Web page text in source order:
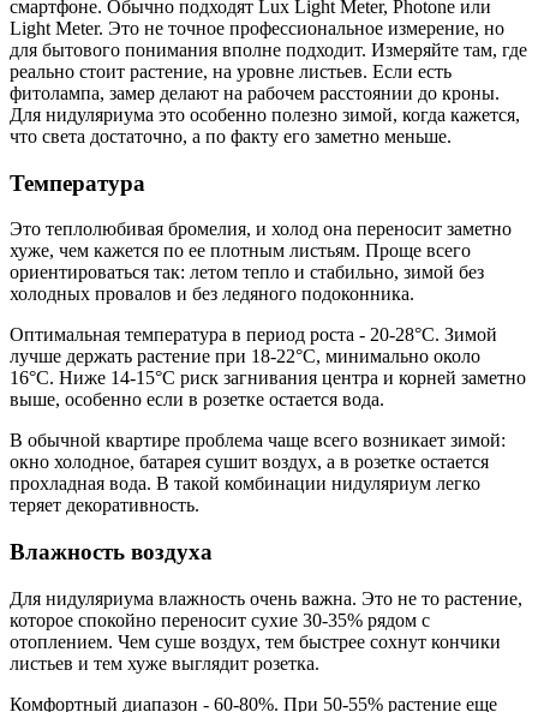
смартфоне. Обычно подходят Lux Light Meter, Photone или
Light Meter. Это не точное профессиональное измерение, но
для бытового понимания вполне подходит. Измеряйте там, где
реально стоит растение, на уровне листьев. Если есть
фитолампа, замер делают на рабочем расстоянии до кроны.
Для нидуляриума это особенно полезно зимой, когда кажется,
что света достаточно, а по факту его заметно меньше.
Температура
Это теплолюбивая бромелия, и холод она переносит заметно
хуже, чем кажется по ее плотным листьям. Проще всего
ориентироваться так: летом тепло и стабильно, зимой без
холодных провалов и без ледяного подоконника.
Оптимальная температура в период роста - 20-28°C. Зимой
лучше держать растение при 18-22°C, минимально около
16°C. Ниже 14-15°C риск загнивания центра и корней заметно
выше, особенно если в розетке остается вода.
В обычной квартире проблема чаще всего возникает зимой:
окно холодное, батарея сушит воздух, а в розетке остается
прохладная вода. В такой комбинации нидуляриум легко
теряет декоративность.
Влажность воздуха
Для нидуляриума влажность очень важна. Это не то растение,
которое спокойно переносит сухие 30-35% рядом с
отоплением. Чем суше воздух, тем быстрее сохнут кончики
листьев и тем хуже выглядит розетка.
Комфортный диапазон - 60-80%. При 50-55% растение еще